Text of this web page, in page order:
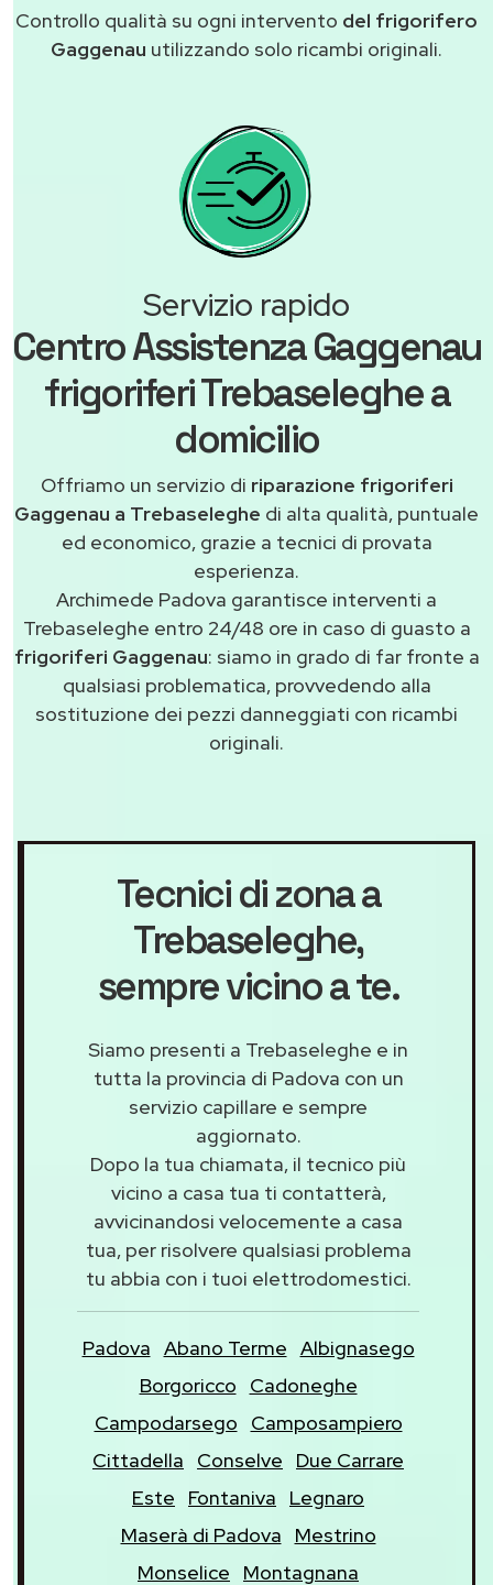
Controllo qualità su ogni intervento del frigorifero
Gaggenau utilizzando solo ricambi originali.
Servizio rapido
Centro Assistenza Gaggenau
frigoriferi Trebaseleghe a
domicilio
Offriamo un servizio di riparazione frigoriferi
Gaggenau a Trebaseleghe di alta qualità, puntuale
ed economico, grazie a tecnici di provata
esperienza.
Archimede Padova garantisce interventi a
Trebaseleghe entro 24/48 ore in caso di guasto a
frigoriferi Gaggenau: siamo in grado di far fronte a
qualsiasi problematica, provvedendo alla
sostituzione dei pezzi danneggiati con ricambi
originali.
Tecnici di zona a
Trebaseleghe,
sempre vicino a te.
Siamo presenti a Trebaseleghe e in
tutta la provincia di Padova con un
servizio capillare e sempre
aggiornato.
Dopo la tua chiamata, il tecnico più
vicino a casa tua ti contatterà,
avvicinandosi velocemente a casa
tua, per risolvere qualsiasi problema
tu abbia con i tuoi elettrodomestici.
Padova Abano Terme Albignasego
Borgoricco
Cadoneghe
Campodarsego
Camposampiero
Cittadella
Conselve
Due Carrare
Este
Fontaniva
Legnaro
Maserà di Padova
Mestrino
Monselice
Montagnana